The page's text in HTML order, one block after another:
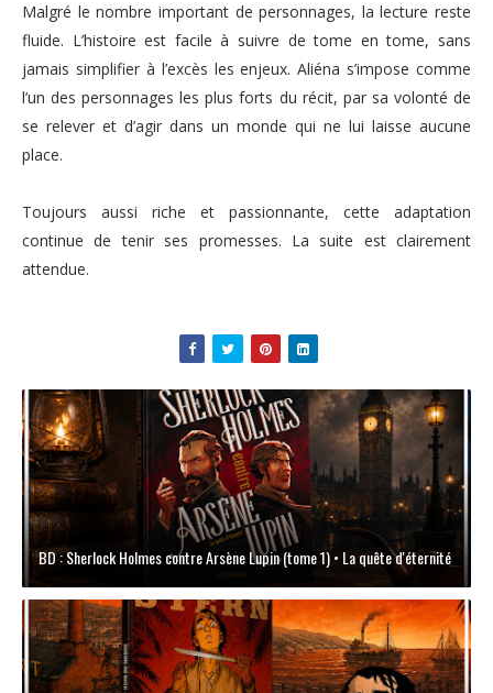
Malgré le nombre important de personnages, la lecture reste
fluide. L’histoire est facile à suivre de tome en tome, sans
jamais simplifier à l’excès les enjeux. Aliéna s’impose comme
l’un des personnages les plus forts du récit, par sa volonté de
se relever et d’agir dans un monde qui ne lui laisse aucune
place.
Toujours aussi riche et passionnante, cette adaptation
continue de tenir ses promesses. La suite est clairement
attendue.
BD : Sherlock Holmes contre Arsène Lupin (tome 1) • La quête d'éternité